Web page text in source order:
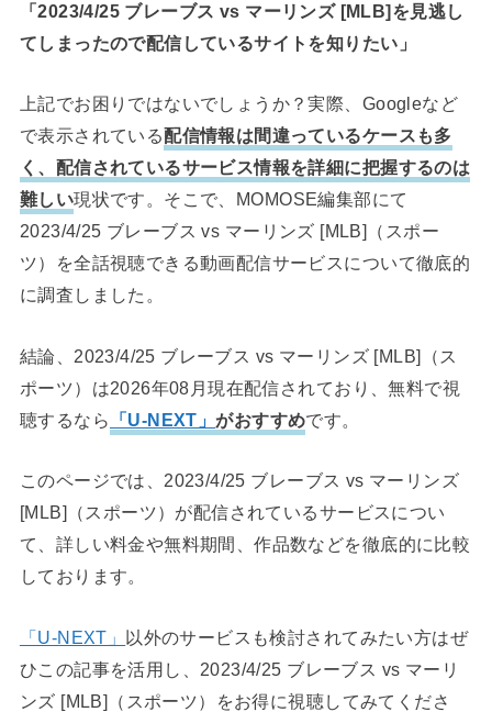
「2023/4/25 ブレーブス vs マーリンズ [MLB]を見逃し
てしまったので配信しているサイトを知りたい」
上記でお困りではないでしょうか？実際、Googleなど
で表示されている配信情報は間違っているケースも多
く、配信されているサービス情報を詳細に把握するのは
難しい現状です。そこで、MOMOSE編集部にて
2023/4/25 ブレーブス vs マーリンズ [MLB]（スポー
ツ）を全話視聴できる動画配信サービスについて徹底的
に調査しました。
結論、2023/4/25 ブレーブス vs マーリンズ [MLB]（ス
ポーツ）は2026年08月現在配信されており、無料で視
聴するなら
「U-NEXT」がおすすめです。
このページでは、2023/4/25 ブレーブス vs マーリンズ
[MLB]（スポーツ）が配信されているサービスについ
て、詳しい料金や無料期間、作品数などを徹底的に比較
しております。
「U-NEXT」 以外のサービスも検討されてみたい方はぜ
ひこの記事を活用し、2023/4/25 ブレーブス vs マーリ
ンズ [MLB]（スポーツ）をお得に視聴してみてくださ